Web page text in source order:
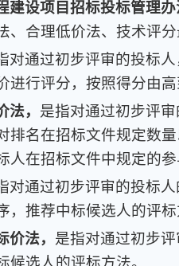
建设项目招标投标管理
、合理低价法、技术评分
对通过初步评审的投标
进行评分，按照得分由
， 是指对通过初步评
排名在招标文件规定数
人在招标文件中规定的
对通过初步评审的投标
，推荐中标候选人的评
价法， 是指对通过初步
候选人的评标方法。